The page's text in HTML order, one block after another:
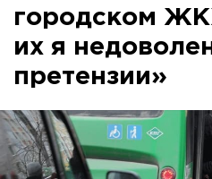
городском
их я
претензии»